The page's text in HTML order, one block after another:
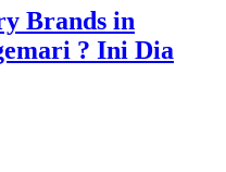
Brands in
? Ini Dia